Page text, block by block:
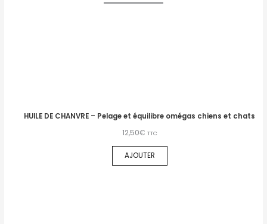
HUILE DE CHANVRE – Pelage et équilibre omégas chiens et chats
12,50€ TTC
AJOUTER